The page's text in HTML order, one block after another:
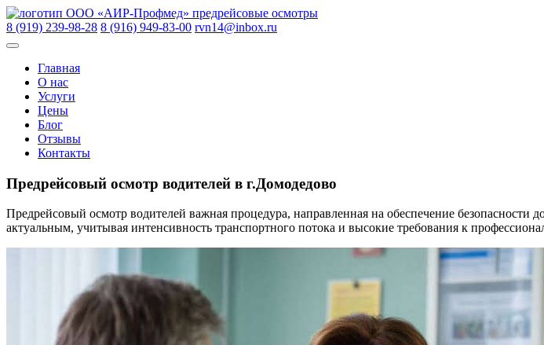
Skip
to
content
ООО «АИР-Профмед» предрейсовые осмотры
8 (919) 239-98-28 8 (916) 949-83-00 rvn14@inbox.ru
Главная
О нас
Услуги
Цены
Блог
Отзывы
Контакты
Предрейсовый осмотр водителей в г.Домодедово
Предрейсовый осмотр водителей важная процедура, направленная на обеспечение
актуальным, учитывая интенсивность транспортного потока и высокие требования к